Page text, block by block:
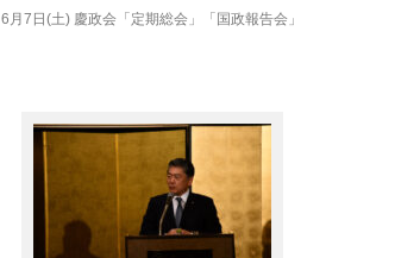
6月7日(土) 慶政会「定期総会」「国政報告会」